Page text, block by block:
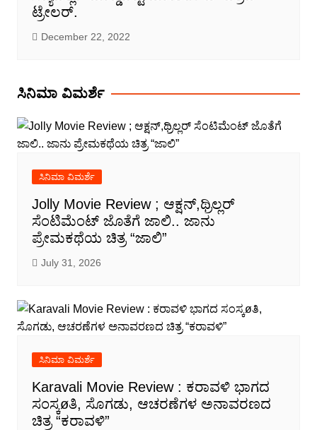
ಟ್ರೇಲರ್.
December 22, 2022
ಸಿನಿಮಾ ವಿಮರ್ಶೆ
ಸಿನಿಮಾ ವಿಮರ್ಶೆ
Jolly Movie Review ; ಆಕ್ಷನ್,ಥ್ರಿಲ್ಲರ್
ಸೆಂಟಿಮೆಂಟ್ ಜೊತೆಗೆ ಜಾಲಿ.. ಜಾನು
ಪ್ರೇಮಕಥೆಯ ಚಿತ್ರ “ಜಾಲಿ”
July 31, 2026
ಸಿನಿಮಾ ವಿಮರ್ಶೆ
Karavali Movie Review : ಕರಾವಳಿ ಭಾಗದ
ಸಂಸ್ಕøತಿ, ಸೊಗಡು, ಆಚರಣೆಗಳ ಅನಾವರಣದ
ಚಿತ್ರ “ಕರಾವಳಿ”